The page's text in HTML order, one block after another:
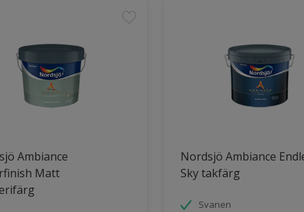
Ambiance
Matt
Nordsjö Ambiance
Sky takfärg
Svanen